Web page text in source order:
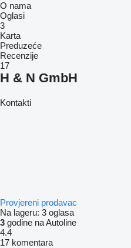
O nama
Oglasi
3
Karta
Preduzeće
Recenzije
17
H & N GmbH
Kontakti
Provjereni prodavac
Na lageru: 3 oglasa
3 godine na Autoline
4.4
17 komentara